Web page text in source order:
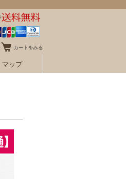
カートをみる
マップ